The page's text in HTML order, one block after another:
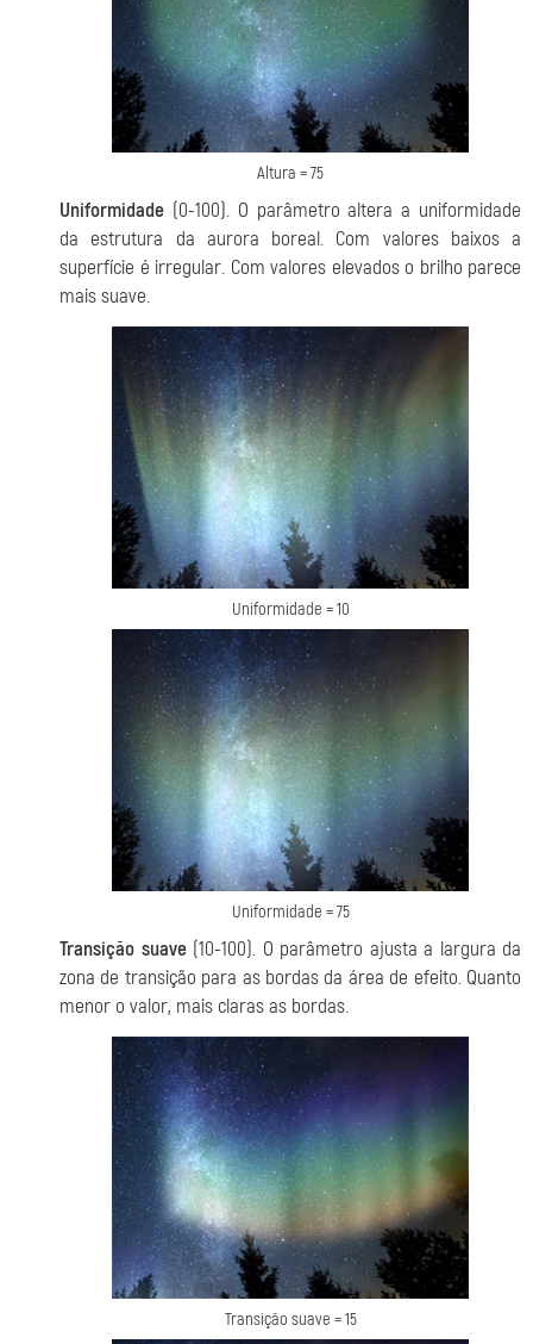
Altura = 75
Uniformidade (0-100). O parâmetro altera a uniformidade
da estrutura da aurora boreal. Com valores baixos a
superfície é irregular. Com valores elevados o brilho parece
mais suave.
Uniformidade = 10
Uniformidade = 75
Transição suave(10-100). O parâmetro ajusta a largura da
zona de transição para as bordas da área de efeito. Quanto
menor o valor, mais claras as bordas.
Transição suave = 15